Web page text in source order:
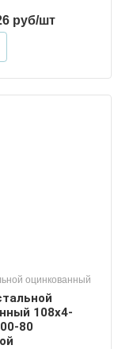
руб/шт
оцинкованный
108х4-
80